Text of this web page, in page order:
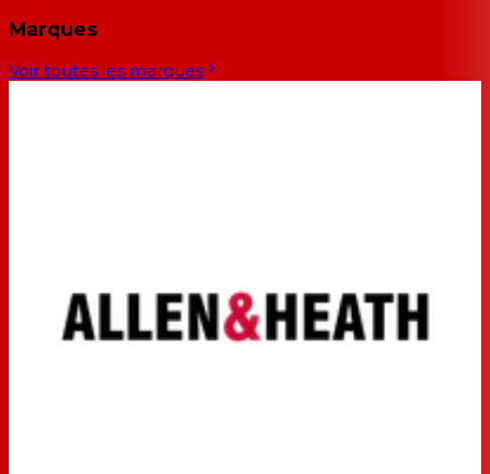
Marques
Voir toutes les marques